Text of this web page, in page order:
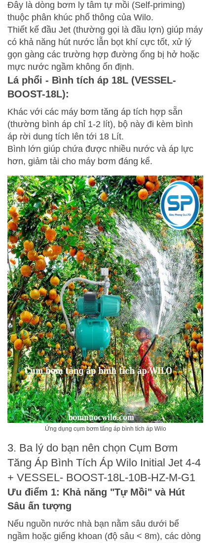
Đây là dòng bơm ly tâm tự mồi (Self-priming)
thuộc phân khúc phổ thông của Wilo.
Thiết kế đầu Jet (thường gọi là đầu lợn) giúp máy
có khả năng hút nước lẫn bọt khí cực tốt, xử lý
gọn gàng các trường hợp đường ống bị hở hoặc
mực nước ngầm không ổn định.
Lá phổi - Bình tích áp 18L (VESSEL-
BOOST-18L):
Khác với các máy bơm tăng áp tích hợp sẵn
(thường bình áp chỉ 1-2 lít), bộ này đi kèm bình
áp rời dung tích lên tới 18 Lít.
Bình lớn giúp chứa được nhiều nước và áp lực
hơn, giảm tải cho máy bơm đáng kể.
Ứng dụng cụm bơm tăng áp bình tích áp Wilo
3. Ba lý do bạn nên chọn Cụm Bơm
Tăng Áp Bình Tích Áp Wilo Initial Jet 4-4
+ VESSEL- BOOST-18L-10B-HZ-M-G1
Ưu điểm 1: Khả năng "Tự Mồi" và Hút
Sâu ấn tượng
Nếu nguồn nước nhà bạn nằm sâu dưới bể
ngầm hoặc giếng khoan (độ sâu < 8m), các dòng